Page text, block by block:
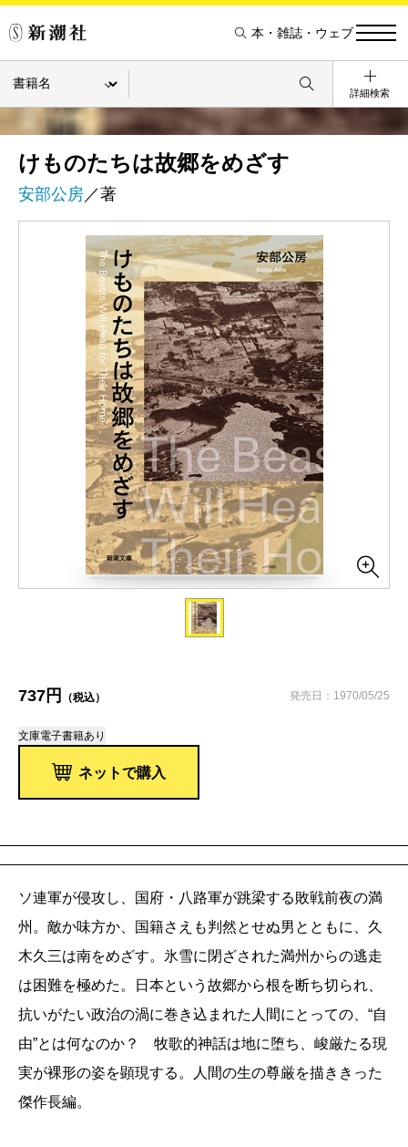
本・雑誌・ウェブ
詳細検索
けものたちは故郷をめざす
安部公房／著
737円 （税込） 発売日：1970/05/25
文庫電子書籍あり
ネットで購入
ソ連軍が侵攻し、国府・八路軍が跳梁する敗戦前夜の満
州。敵か味方か、国籍さえも判然とせぬ男とともに、久
木久三は南をめざす。氷雪に閉ざされた満州からの逃走
は困難を極めた。日本という故郷から根を断ち切られ、
抗いがたい政治の渦に巻き込まれた人間にとっての、“自
由”とは何なのか？ 牧歌的神話は地に堕ち、峻厳たる現
実が裸形の姿を顕現する。人間の生の尊厳を描ききった
傑作長編。